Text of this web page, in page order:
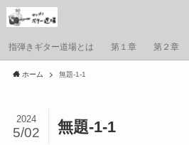
指弾きギター道場とは 第１章 第２章
ホーム 無題-1-1
無題-1-1
2024
5/02